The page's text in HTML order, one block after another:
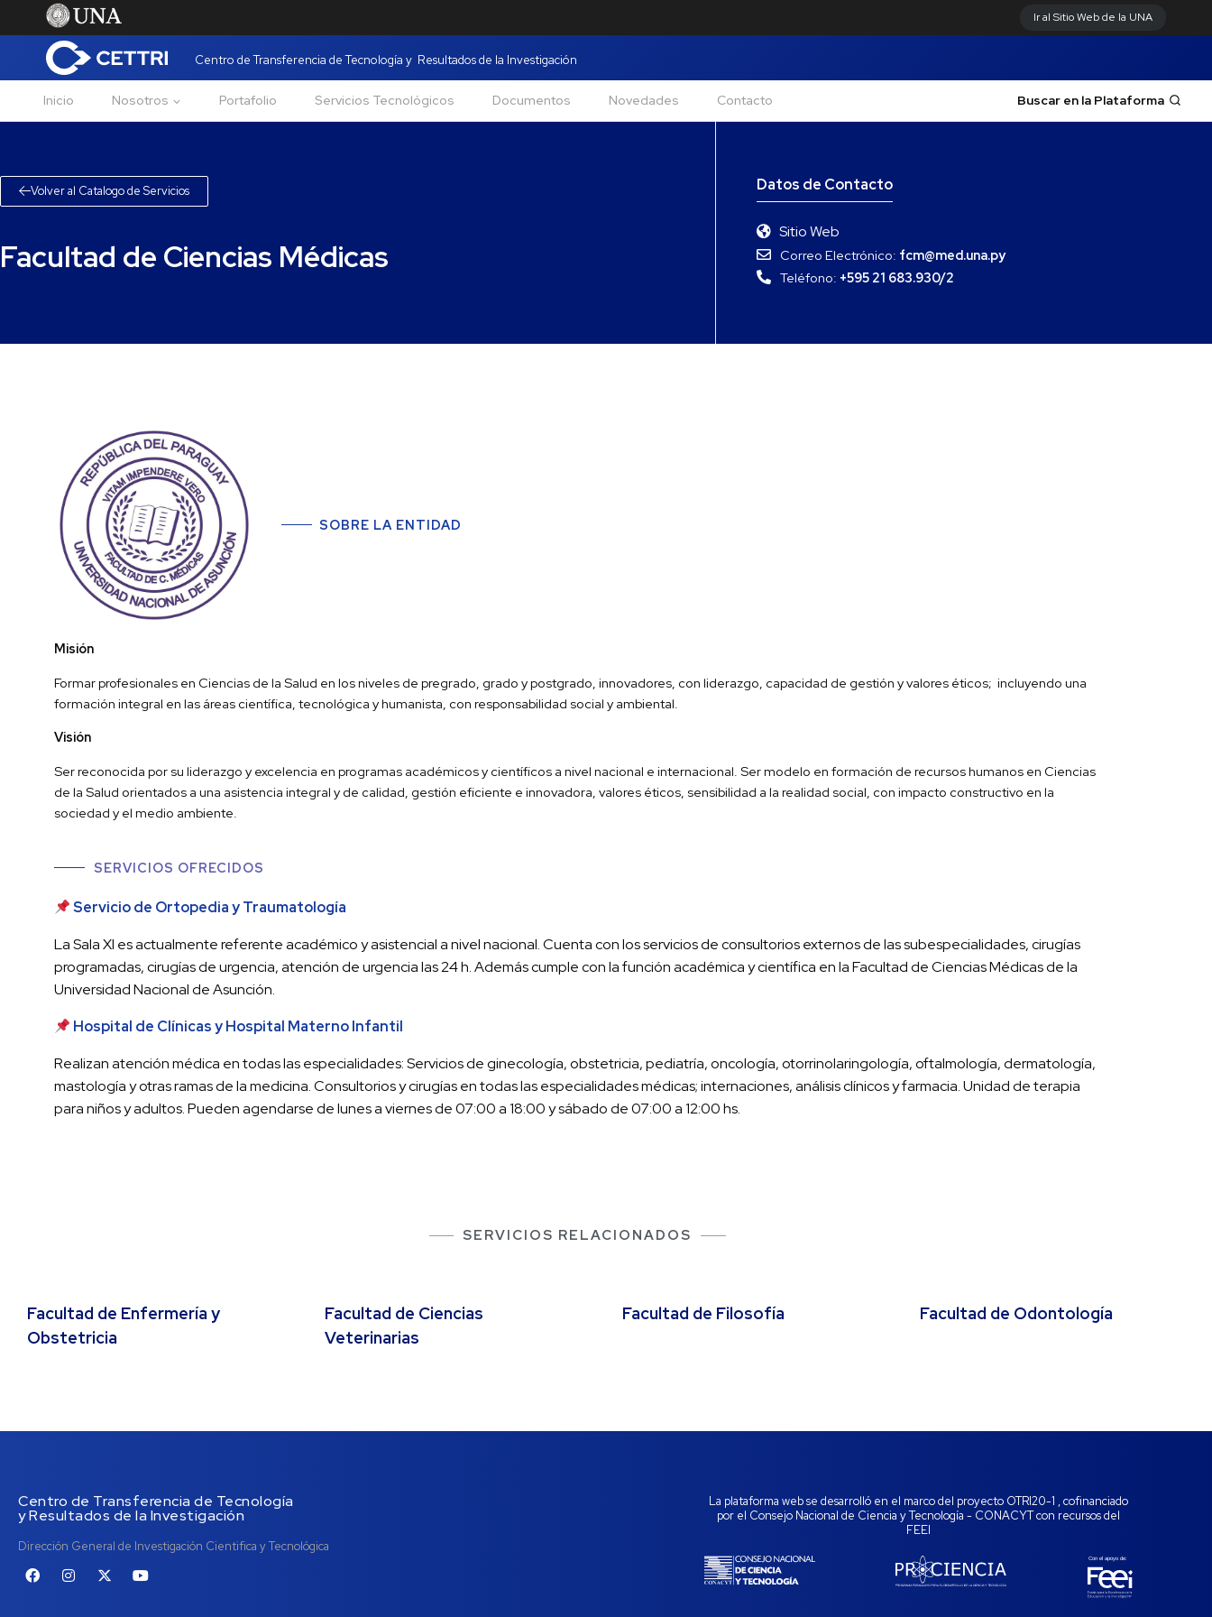
Ir al Sitio Web de la UNA
Centro de Transferencia de Tecnología y Resultados de la Investigación
Inicio Nosotros Portafolio Servicios Tecnológicos Documentos Novedades Contacto Buscar en la Plataforma
Volver al Catalogo de Servicios
Facultad de Ciencias Médicas
Datos de Contacto
Sitio Web
Correo Electrónico: fcm@med.una.py
Teléfono: +595 21 683.930/2
SOBRE LA ENTIDAD
Misión
Formar profesionales en Ciencias de la Salud en los niveles de pregrado, grado y postgrado, innovadores, con liderazgo, capacidad de gestión y valores éticos; incluyendo una
formación integral en las áreas científica, tecnológica y humanista, con responsabilidad social y ambiental.
Visión
Ser reconocida por su liderazgo y excelencia en programas académicos y científicos a nivel nacional e internacional. Ser modelo en formación de recursos humanos en Ciencias
de la Salud orientados a una asistencia integral y de calidad, gestión eficiente e innovadora, valores éticos, sensibilidad a la realidad social, con impacto constructivo en la
sociedad y el medio ambiente.
SERVICIOS OFRECIDOS
Servicio de Ortopedia y Traumatología
La Sala XI es actualmente referente académico y asistencial a nivel nacional. Cuenta con los servicios de consultorios externos de las subespecialidades, cirugías
programadas, cirugías de urgencia, atención de urgencia las 24 h. Además cumple con la función académica y científica en la Facultad de Ciencias Médicas de la
Universidad Nacional de Asunción.
Hospital de Clínicas y Hospital Materno Infantil
Realizan atención médica en todas las especialidades: Servicios de ginecología, obstetricia, pediatría, oncología, otorrinolaringología, oftalmología, dermatología,
mastología y otras ramas de la medicina. Consultorios y cirugías en todas las especialidades médicas; internaciones, análisis clínicos y farmacia. Unidad de terapia
para niños y adultos. Pueden agendarse de lunes a viernes de 07:00 a 18:00 y sábado de 07:00 a 12:00 hs.
SERVICIOS RELACIONADOS
Facultad de Enfermería y
Obstetricia
Facultad de Ciencias
Veterinarias
Facultad de Filosofía Facultad de Odontología
Centro de Transferencia de Tecnología
y Resultados de la Investigación
Dirección General de Investigación Cientifica y Tecnológica
La plataforma web se desarrolló en el marco del proyecto OTRI20-1 , cofinanciado
por el Consejo Nacional de Ciencia y Tecnología - CONACYT con recursos del
FEEI